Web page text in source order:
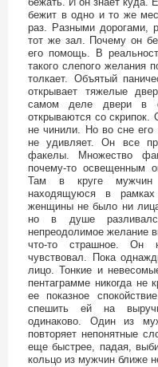
бежит в одно и то же
раз. Разными дорогами,
тот же зал. Почему он
его помощь. В
такого слепого желания
толкает. Объятый
открывает тяжелые
самом деле двери в
открываются со скрипок.
не чинили. Но во сне его
не удивляет. Он все
факелы. Множество
почему-то освещенным
Там в круге
находящуюся в
женщины не было ни
но в душе
непреодолимое желание
что-то страшное. Он
чувствовал. Пока
лицо. Тонкие и
пентаграмме никогда не
ее показное
спешить ей на
одинаково. Один из
повторяет непонятные
еще быстрее, падая,
кольцо из мужчин ближе